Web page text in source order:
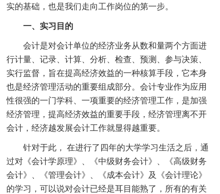
实的基础，也是我们走向工作岗位的第一步。
一、实习目的
会计是对会计单位的经济业务从数和量两个方面进
行计量、记录、计算、分析、检查、预测、参与决策、
实行监督，旨在提高经济效益的一种核算手段，它本身
也是经济管理活动的重要组成部分。会计专业作为应用
性很强的一门学科、一项重要的经济管理工作，是加强
经济管理，提高经济效益的重要手段，经济管理离不开
会计，经济越发展会计工作就显得越重要。
针对于此， 在进行了四年的大学学习生活之后，通
过对《会计学原理》、《中级财务会计》、《高级财务
会计》、《管理会计》、《成本会计》及《会计理论》
的学习，可以说对会计已经是耳目能熟了，所有的有关